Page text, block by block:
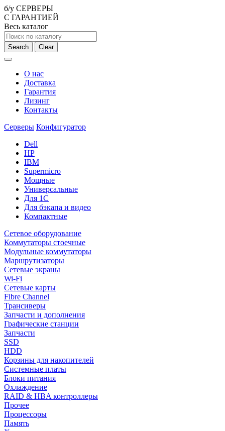
б/у СЕРВЕРЫ
С ГАРАНТИЕЙ
Весь каталог
Search Clear
О нас
Доставка
Гарантия
Лизинг
Контакты
Серверы Конфигуратор
Dell
HP
IBM
Supermicro
Мощные
Универсальные
Для 1С
Для бэкапа и видео
Компактные
Сетевое оборудование
Коммутаторы стоечные
Модульные коммутаторы
Маршрутизаторы
Сетевые экраны
Wi-Fi
Сетевые карты
Fibre Channel
Трансиверы
Запчасти и дополнения
Графические станции
Запчасти
SSD
HDD
Корзины для накопителей
Системные платы
Блоки питания
Охлаждение
RAID & HBA контроллеры
Прочее
Процессоры
Память